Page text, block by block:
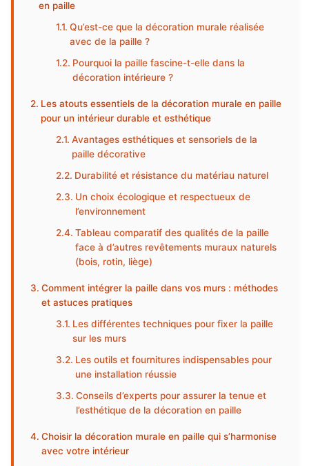
en paille
Qu’est-ce que la décoration murale réalisée
avec de la paille ?
Pourquoi la paille fascine-t-elle dans la
décoration intérieure ?
Les atouts essentiels de la décoration murale en paille
pour un intérieur durable et esthétique
Avantages esthétiques et sensoriels de la
paille décorative
Durabilité et résistance du matériau naturel
Un choix écologique et respectueux de
l’environnement
Tableau comparatif des qualités de la paille
face à d’autres revêtements muraux naturels
(bois, rotin, liège)
Comment intégrer la paille dans vos murs : méthodes
et astuces pratiques
Les différentes techniques pour fixer la paille
sur les murs
Les outils et fournitures indispensables pour
une installation réussie
Conseils d’experts pour assurer la tenue et
l’esthétique de la décoration en paille
Choisir la décoration murale en paille qui s’harmonise
avec votre intérieur